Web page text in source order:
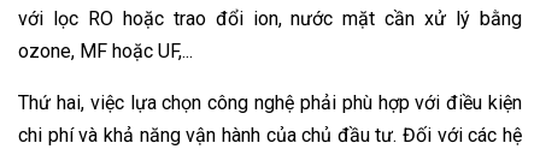
với lọc RO hoặc trao đổi ion, nước mặt cần xử lý bằng
ozone, MF hoặc UF,...
Thứ hai, việc lựa chọn công nghệ phải phù hợp với điều kiện
chi phí và khả năng vận hành của chủ đầu tư. Đối với các hệ